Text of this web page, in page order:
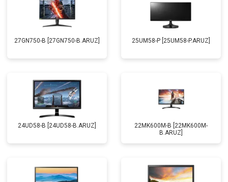
27GN750-B [27GN750-B.ARUZ] 25UM58-P [25UM58-P.ARUZ]
24UD58-B [24UD58-B.ARUZ]
22MK600M-B [22MK600M-
B.ARUZ]